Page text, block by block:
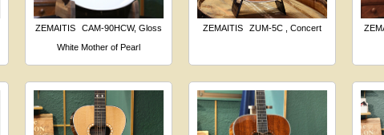
ZEMAITIS
CAM-90HCW, Gloss
White Mother of Pearl
ZEMAITIS ZUM-5C , Concert